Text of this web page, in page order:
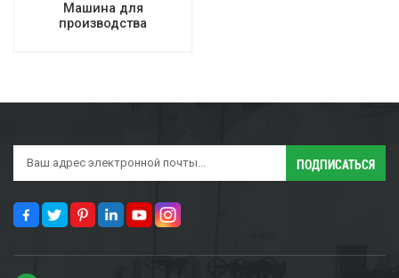
Машина для
производства